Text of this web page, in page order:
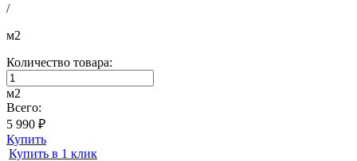
/
м2
Количество товара:
м2
Всего:
5 990 ₽
Купить
Купить в 1 клик